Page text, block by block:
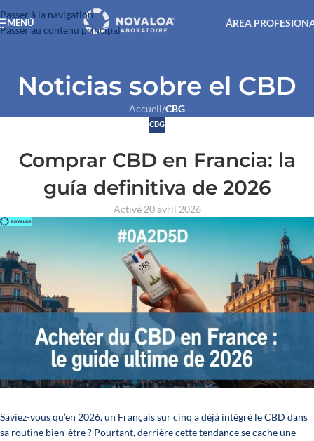
Passer à la navigation
Passer au contenu principal
MENÚ ÁREA
Noticias sobre el CBD
Accueil/CBG
CBG
Comprar CBD en Francia: la
guía definitiva de 2026
Activé 20 avril 2026
Saviez-vous qu’en 2026, un Français sur cinq a déjà intégré le CBD dans
sa routine bien-être ? Pourtant, derrière cette tendance se cache une